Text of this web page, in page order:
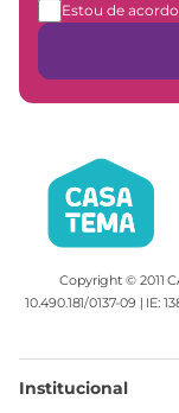
Estou de
Copyright © 2011
10.490.181/0137-09 | IE:
Institucional